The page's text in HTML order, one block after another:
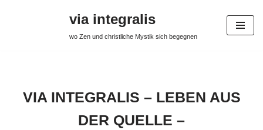
via integralis
wo Zen und christliche Mystik sich begegnen
VIA INTEGRALIS – LEBEN AUS
DER QUELLE –